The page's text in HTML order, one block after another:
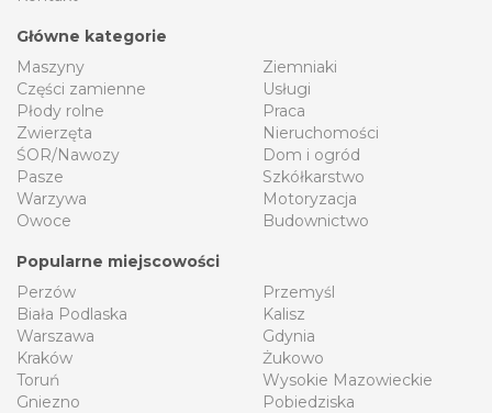
Główne kategorie
Maszyny
Części zamienne
Płody rolne
Zwierzęta
ŚOR/Nawozy
Pasze
Warzywa
Owoce
Ziemniaki
Usługi
Praca
Nieruchomości
Dom i ogród
Szkółkarstwo
Motoryzacja
Budownictwo
Popularne miejscowości
Perzów
Biała Podlaska
Warszawa
Kraków
Toruń
Gniezno
Przemyśl
Kalisz
Gdynia
Żukowo
Wysokie Mazowieckie
Pobiedziska